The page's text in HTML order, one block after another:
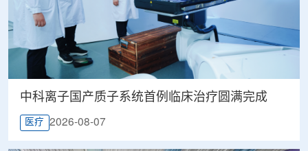
中科离子国产质子系统首例临床治疗圆满完成
医疗 2026-08-07